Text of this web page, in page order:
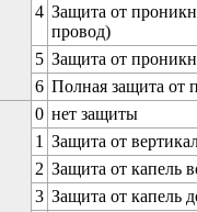
4 Защита от
провод)
5 Защита от
6 Полная защита от
0 нет защиты
1 Защита от
2 Защита от капель
3 Защита от капель